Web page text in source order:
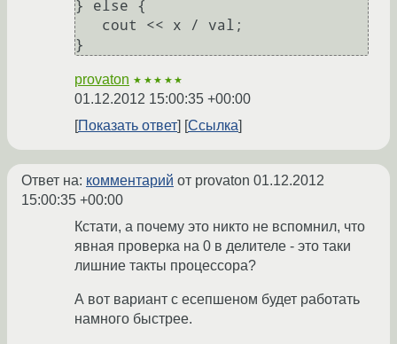
} else {
provaton ★★★★★
01.12.2012 15:00:35 +00:00
Показать ответ
Ссылка
Ответ на: комментарий от provaton 01.12.2012
15:00:35 +00:00
Кстати, а почему это никто не вспомнил, что
явная проверка на 0 в делителе - это таки
лишние такты процессора?
А вот вариант с есепшеном будет работать
намного быстрее.